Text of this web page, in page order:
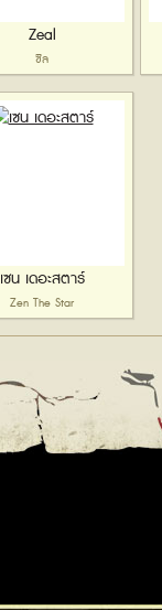
Zeal
ซีล
เซน เดอะสตาร์
Zen The Star